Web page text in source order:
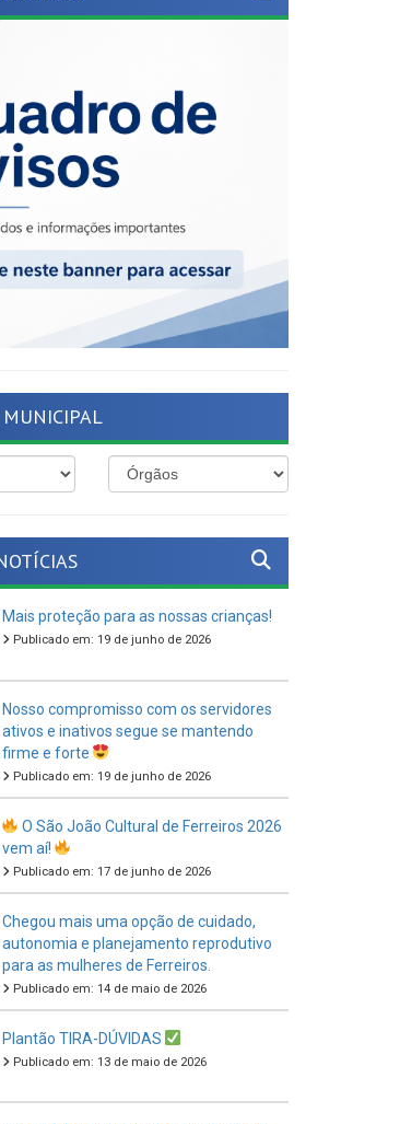
Mais proteção para as nossas crianças!
firme e forte
Publicado em: 19 de junho de 2026
Publicado em: 17 de junho de 2026
para as mulheres de Ferreiros.
Publicado em: 14 de maio de 2026
Publicado em: 13 de maio de 2026